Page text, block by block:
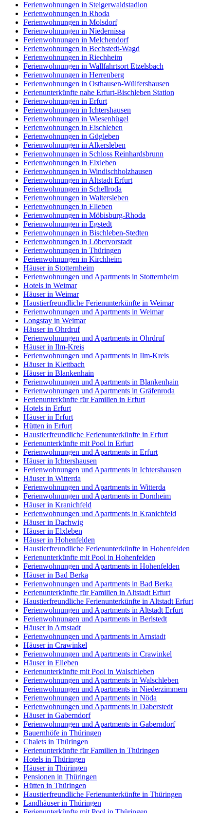
Ferienwohnungen in Steigerwaldstadion
Ferienwohnungen in Rhoda
Ferienwohnungen in Molsdorf
Ferienwohnungen in Niedernissa
Ferienwohnungen in Melchendorf
Ferienwohnungen in Bechstedt-Wagd
Ferienwohnungen in Riechheim
Ferienwohnungen in Wallfahrtsort Etzelsbach
Ferienwohnungen in Herrenberg
Ferienwohnungen in Osthausen-Wülfershausen
Ferienunterkünfte nahe Erfurt-Bischleben Station
Ferienwohnungen in Erfurt
Ferienwohnungen in Ichtershausen
Ferienwohnungen in Wiesenhügel
Ferienwohnungen in Eischleben
Ferienwohnungen in Gügleben
Ferienwohnungen in Alkersleben
Ferienwohnungen in Schloss Reinhardsbrunn
Ferienwohnungen in Elxleben
Ferienwohnungen in Windischholzhausen
Ferienwohnungen in Altstadt Erfurt
Ferienwohnungen in Schellroda
Ferienwohnungen in Waltersleben
Ferienwohnungen in Elleben
Ferienwohnungen in Möbisburg-Rhoda
Ferienwohnungen in Egstedt
Ferienwohnungen in Bischleben-Stedten
Ferienwohnungen in Löbervorstadt
Ferienwohnungen in Thüringen
Ferienwohnungen in Kirchheim
Häuser in Stotternheim
Ferienwohnungen und Apartments in Stotternheim
Hotels in Weimar
Häuser in Weimar
Haustierfreundliche Ferienunterkünfte in Weimar
Ferienwohnungen und Apartments in Weimar
Longstay in Weimar
Häuser in Ohrdruf
Ferienwohnungen und Apartments in Ohrdruf
Häuser in Ilm-Kreis
Ferienwohnungen und Apartments in Ilm-Kreis
Häuser in Klettbach
Häuser in Blankenhain
Ferienwohnungen und Apartments in Blankenhain
Ferienwohnungen und Apartments in Gräfenroda
Ferienunterkünfte für Familien in Erfurt
Hotels in Erfurt
Häuser in Erfurt
Hütten in Erfurt
Haustierfreundliche Ferienunterkünfte in Erfurt
Ferienunterkünfte mit Pool in Erfurt
Ferienwohnungen und Apartments in Erfurt
Häuser in Ichtershausen
Ferienwohnungen und Apartments in Ichtershausen
Häuser in Witterda
Ferienwohnungen und Apartments in Witterda
Ferienwohnungen und Apartments in Dornheim
Häuser in Kranichfeld
Ferienwohnungen und Apartments in Kranichfeld
Häuser in Dachwig
Häuser in Elxleben
Häuser in Hohenfelden
Haustierfreundliche Ferienunterkünfte in Hohenfelden
Ferienunterkünfte mit Pool in Hohenfelden
Ferienwohnungen und Apartments in Hohenfelden
Häuser in Bad Berka
Ferienwohnungen und Apartments in Bad Berka
Ferienunterkünfte für Familien in Altstadt Erfurt
Haustierfreundliche Ferienunterkünfte in Altstadt Erfurt
Ferienwohnungen und Apartments in Altstadt Erfurt
Ferienwohnungen und Apartments in Berlstedt
Häuser in Arnstadt
Ferienwohnungen und Apartments in Arnstadt
Häuser in Crawinkel
Ferienwohnungen und Apartments in Crawinkel
Häuser in Elleben
Ferienunterkünfte mit Pool in Walschleben
Ferienwohnungen und Apartments in Walschleben
Ferienwohnungen und Apartments in Niederzimmern
Ferienwohnungen und Apartments in Nöda
Ferienwohnungen und Apartments in Daberstedt
Häuser in Gaberndorf
Ferienwohnungen und Apartments in Gaberndorf
Bauernhöfe in Thüringen
Chalets in Thüringen
Ferienunterkünfte für Familien in Thüringen
Hotels in Thüringen
Häuser in Thüringen
Pensionen in Thüringen
Hütten in Thüringen
Haustierfreundliche Ferienunterkünfte in Thüringen
Landhäuser in Thüringen